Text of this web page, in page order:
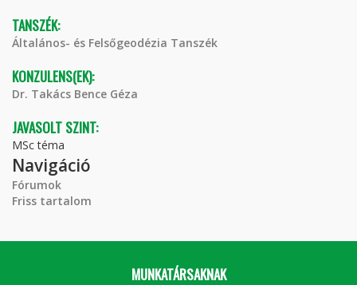
TANSZÉK:
Általános- és Felsőgeodézia Tanszék
KONZULENS(EK):
Dr. Takács Bence Géza
JAVASOLT SZINT:
MSc téma
Navigáció
Fórumok
Friss tartalom
MUNKATÁRSAKNAK